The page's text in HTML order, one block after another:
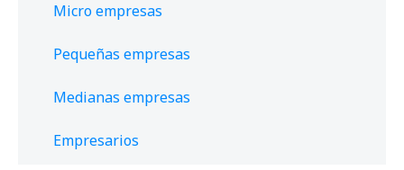
Micro empresas
Pequeñas empresas
Medianas empresas
Empresarios